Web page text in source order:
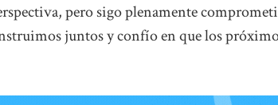
pero sigo plenamente
juntos y confío en que los